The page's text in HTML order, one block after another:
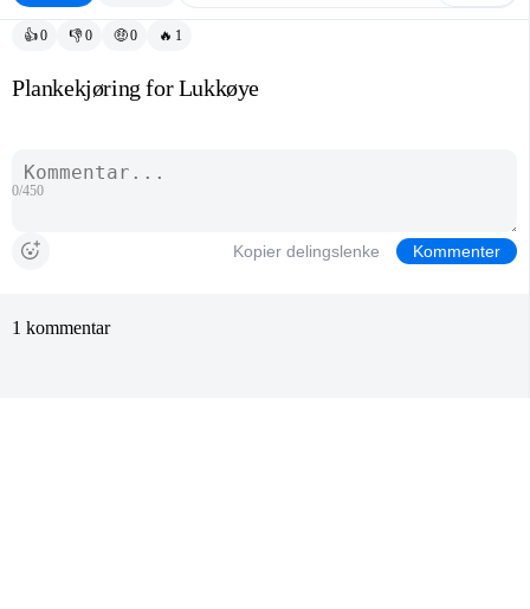
👍0 👎0 🤑0 🔥 1
Plankekjøring for Lukkøye
0/450
Kopier delingslenke Kommenter
1 kommentar